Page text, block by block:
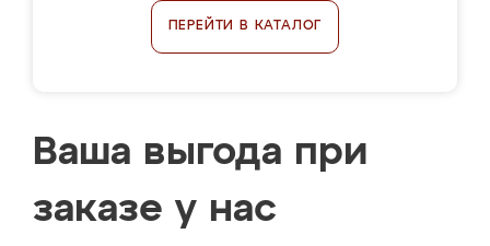
ПЕРЕЙТИ В КАТАЛОГ
Ваша выгода при
заказе у нас